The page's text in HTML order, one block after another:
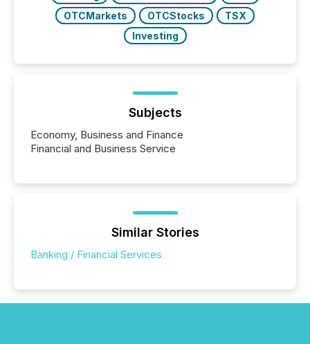
OTCMarkets
OTCStocks
TSX
Investing
Subjects
Economy, Business and Finance
Financial and Business Service
Similar Stories
Banking / Financial Services